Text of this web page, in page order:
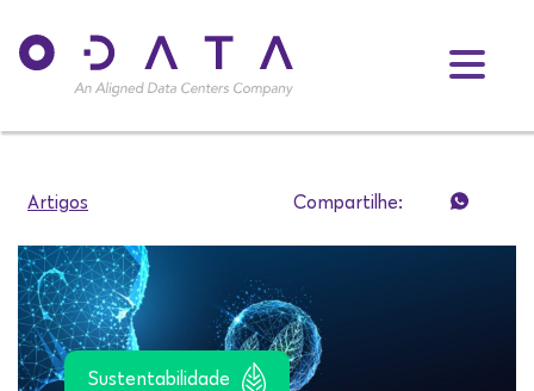
Artigos Compartilhe:
Sustentabilidade